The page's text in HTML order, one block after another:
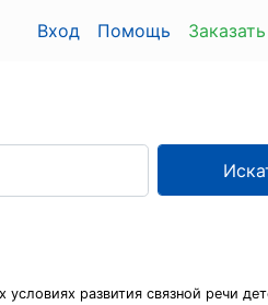
Вход Помощь
развития связной речи